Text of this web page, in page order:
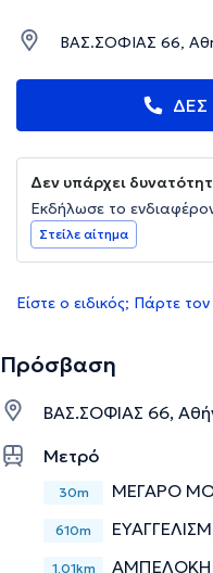
ΒΑΣ.ΣΟΦΙΑΣ 66,
Δεν υπάρχει
Εκδήλωσε το
Στείλε αίτημα
Είστε ο ειδικός; Πάρτε
Πρόσβαση
ΒΑΣ.ΣΟΦΙΑΣ 66,
Μετρό
30m ΜΕΓΑΡΟ
610m
1,01km